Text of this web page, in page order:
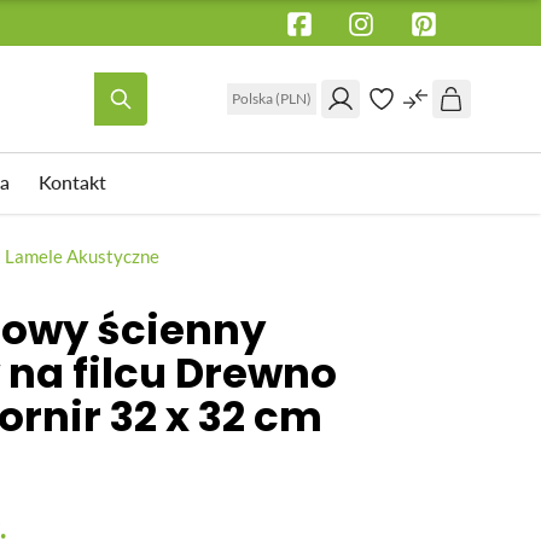
Polska (PLN)
pod
WSPORNIK TARASOWY
legar
Wspornik tarasowy regulowany pod
płyty
Wspornik tarasowy regulowany
Kontakt
Lamele Akustyczne
ścienny
filcu Drewno
32 x 32 cm